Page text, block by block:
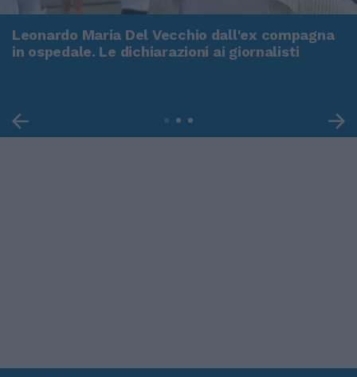
Leonardo Maria Del Vecchio dall'ex compagna
in ospedale. Le dichiarazioni ai giornalisti